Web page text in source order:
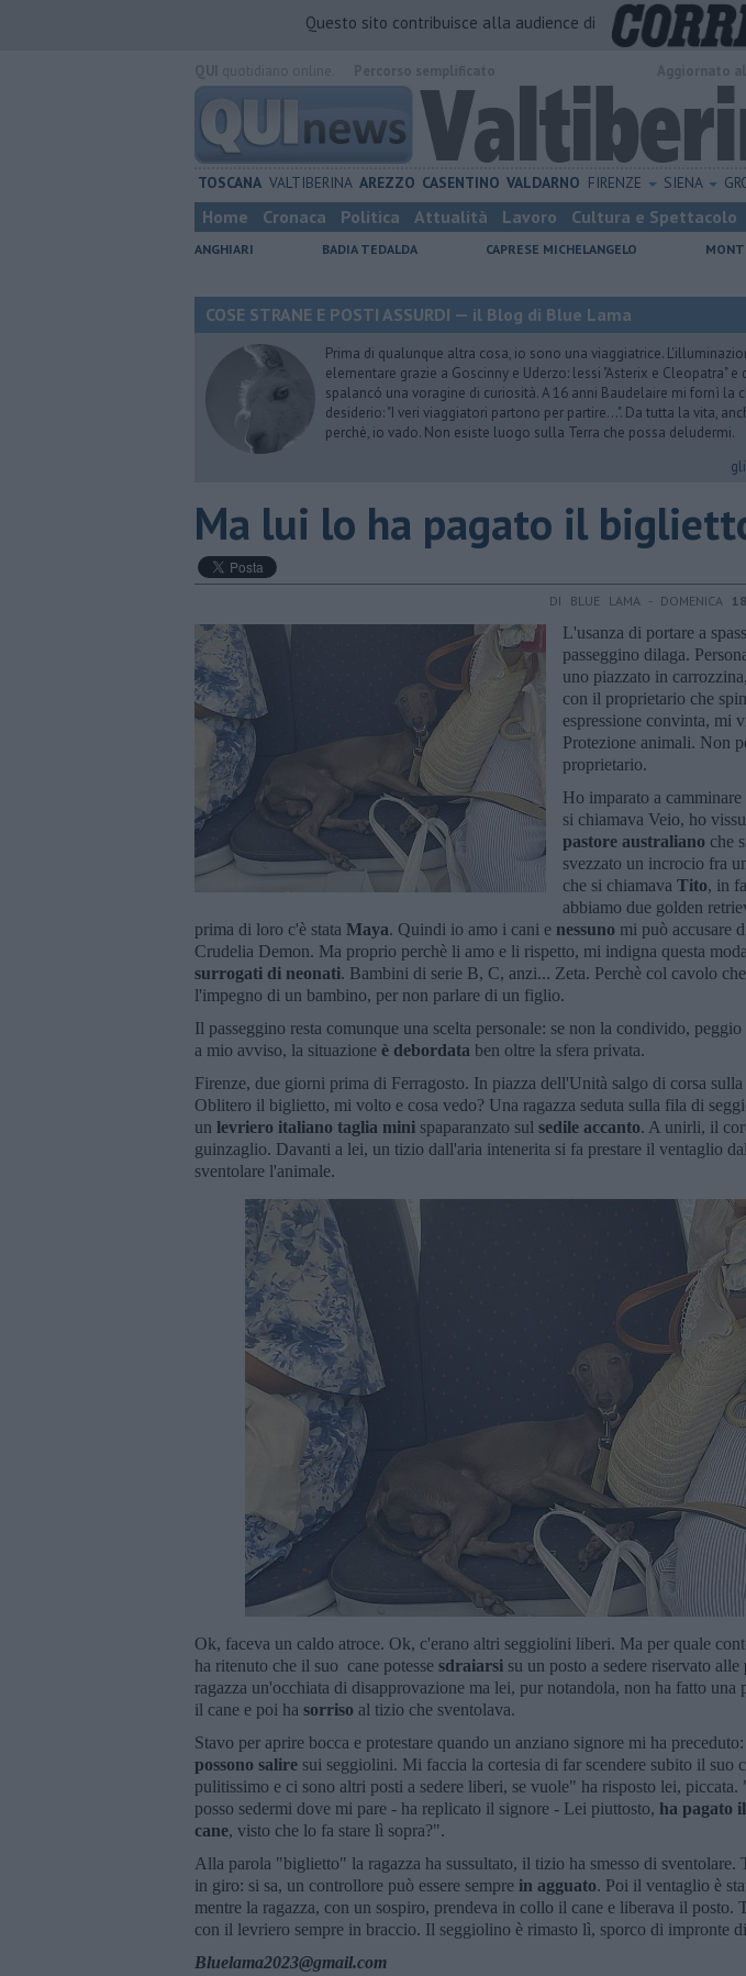
Questo sito contribuisce alla audience di
TOSCANA VALTIBERINA AREZZO CASENTINO VALDARNO FIRENZE SIENA
Home Cronaca Politica Attualità Lavoro Cultura e Spettacolo
ANGHIARI BADIA TEDALDA CAPRESE MICHELANGELO
COSE STRANE E POSTI ASSURDI — il Blog di Blue Lama
Prima di qualunque altra cosa, io sono una viaggiatrice.
elementare grazie a Goscinny e Uderzo: lessi "Asterix e Cleopatra" e
spalancó una voragine di curiosità. A 16 anni Baudelaire mi fornì la
desiderio: "I veri viaggiatori partono per partire...". Da tutta la vita,
perchè, io vado. Non esiste luogo sulla Terra che possa deludermi.
Ma lui lo ha pagato il
DI BLUE LAMA - DOMENICA
L'usanza di portare a
passeggino dilaga.
uno piazzato in
con il proprietario che
espressione convinta, mi
Protezione animali. Non
proprietario.
Ho imparato a camminare
si chiamava Veio, ho
pastore australiano che
svezzato un incrocio fra
che si chiamava Tito, in
abbiamo due golden
prima di loro c'è stata Maya. Quindi io amo i cani e nessuno mi può accusare
Crudelia Demon. Ma proprio perchè li amo e li rispetto, mi indigna questa
surrogati di neonati. Bambini di serie B, C, anzi... Zeta. Perchè col cavolo
l'impegno di un bambino, per non parlare di un figlio.
Il passeggino resta comunque una scelta personale: se non la condivido,
a mio avviso, la situazione è debordata ben oltre la sfera privata.
Firenze, due giorni prima di Ferragosto. In piazza dell'Unità salgo di corsa sulla
Oblitero il biglietto, mi volto e cosa vedo? Una ragazza seduta sulla fila di
un levriero italiano taglia mini spaparanzato sul sedile accanto. A unirli, il
guinzaglio. Davanti a lei, un tizio dall'aria intenerita si fa prestare il ventaglio
sventolare l'animale.
Ok, faceva un caldo atroce. Ok, c'erano altri seggiolini liberi. Ma per quale
ha ritenuto che il suo cane potesse sdraiarsi su un posto a sedere riservato alle
ragazza un'occhiata di disapprovazione ma lei, pur notandola, non ha fatto una
il cane e poi ha sorriso al tizio che sventolava.
Stavo per aprire bocca e protestare quando un anziano signore mi ha
possono salire sui seggiolini. Mi faccia la cortesia di far scendere subito il suo
pulitissimo e ci sono altri posti a sedere liberi, se vuole" ha risposto lei,
posso sedermi dove mi pare - ha replicato il signore - Lei piuttosto, ha pagato
cane, visto che lo fa stare lì sopra?".
Alla parola "biglietto" la ragazza ha sussultato, il tizio ha smesso di sventolare.
in giro: si sa, un controllore può essere sempre in agguato. Poi il ventaglio è
mentre la ragazza, con un sospiro, prendeva in collo il cane e liberava il posto.
con il levriero sempre in braccio. Il seggiolino è rimasto lì, sporco di impronte
Bluelama2023@gmail.com